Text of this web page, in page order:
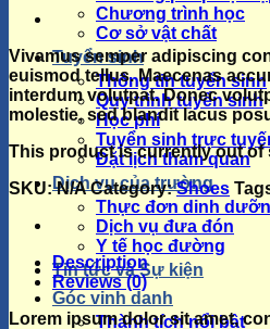
Chương trình học
Cơ sở vật chất
Tuyển sinh
Thông tin tuyển sinh
Quy trình tuyển sinh
Học phí
Tuyển sinh trực
Đặt lịch tham quan
Dịch vụ của trường
Thực đơn dinh
Dịch vụ đưa đón
Y tế học đường
Tin tức và Sự kiện
Góc vinh danh
Thành tích nổi bật
Vivamus semper adipiscing
euismod tellus. Maecenas
interdum volutpat. Donec
molestie, sed blandit lacus
This product is currently out of
SKU:N/A Category:Shoes
Description
Reviews (0)
Lorem ipsum dolor sit amet,